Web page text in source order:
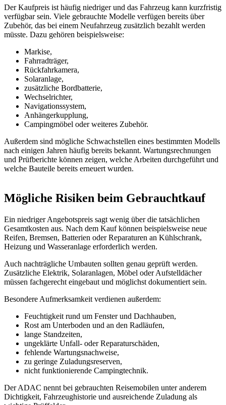
Der Kaufpreis ist häufig niedriger und das Fahrzeug kann kurzfristig
verfügbar sein. Viele gebrauchte Modelle verfügen bereits über
Zubehör, das bei einem Neufahrzeug zusätzlich bezahlt werden
müsste. Dazu gehören beispielsweise:
Markise,
Fahrradträger,
Rückfahrkamera,
Solaranlage,
zusätzliche Bordbatterie,
Wechselrichter,
Navigationssystem,
Anhängerkupplung,
Campingmöbel oder weiteres Zubehör.
Außerdem sind mögliche Schwachstellen eines bestimmten Modells
nach einigen Jahren häufig bereits bekannt. Wartungsrechnungen
und Prüfberichte können zeigen, welche Arbeiten durchgeführt und
welche Bauteile bereits erneuert wurden.
Mögliche Risiken beim Gebrauchtkauf
Ein niedriger Angebotspreis sagt wenig über die tatsächlichen
Gesamtkosten aus. Nach dem Kauf können beispielsweise neue
Reifen, Bremsen, Batterien oder Reparaturen an Kühlschrank,
Heizung und Wasseranlage erforderlich werden.
Auch nachträgliche Umbauten sollten genau geprüft werden.
Zusätzliche Elektrik, Solaranlagen, Möbel oder Aufstelldächer
müssen fachgerecht eingebaut und möglichst dokumentiert sein.
Besondere Aufmerksamkeit verdienen außerdem:
Feuchtigkeit rund um Fenster und Dachhauben,
Rost am Unterboden und an den Radläufen,
lange Standzeiten,
ungeklärte Unfall- oder Reparaturschäden,
fehlende Wartungsnachweise,
zu geringe Zuladungsreserven,
nicht funktionierende Campingtechnik.
Der ADAC nennt bei gebrauchten Reisemobilen unter anderem
Dichtigkeit, Fahrzeughistorie und ausreichende Zuladung als